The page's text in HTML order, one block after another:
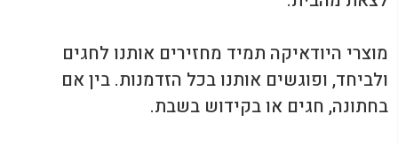
מוצרי היודאיקה תמיד מחזירים אותנו לחגים
ולביחד, ופוגשים אותנו בכל הזדמנות. בין אם
בחתונה, חגים או בקידוש בשבת.